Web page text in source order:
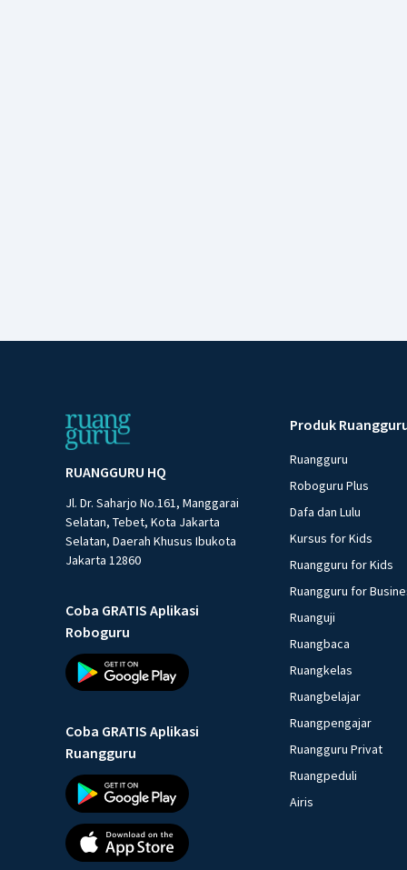
RUANGGURU HQ
Jl. Dr. Saharjo No.161, Manggarai
Selatan, Tebet, Kota Jakarta
Selatan, Daerah Khusus Ibukota
Jakarta 12860
Coba GRATIS Aplikasi
Roboguru
Coba GRATIS Aplikasi
Ruangguru
Produk
Ruangguru
Roboguru Plus
Dafa dan Lulu
Kursus for Kids
Ruangguru for Kids
Ruangguru for
Ruanguji
Ruangbaca
Ruangkelas
Ruangbelajar
Ruangpengajar
Ruangguru Privat
Ruangpeduli
Airis